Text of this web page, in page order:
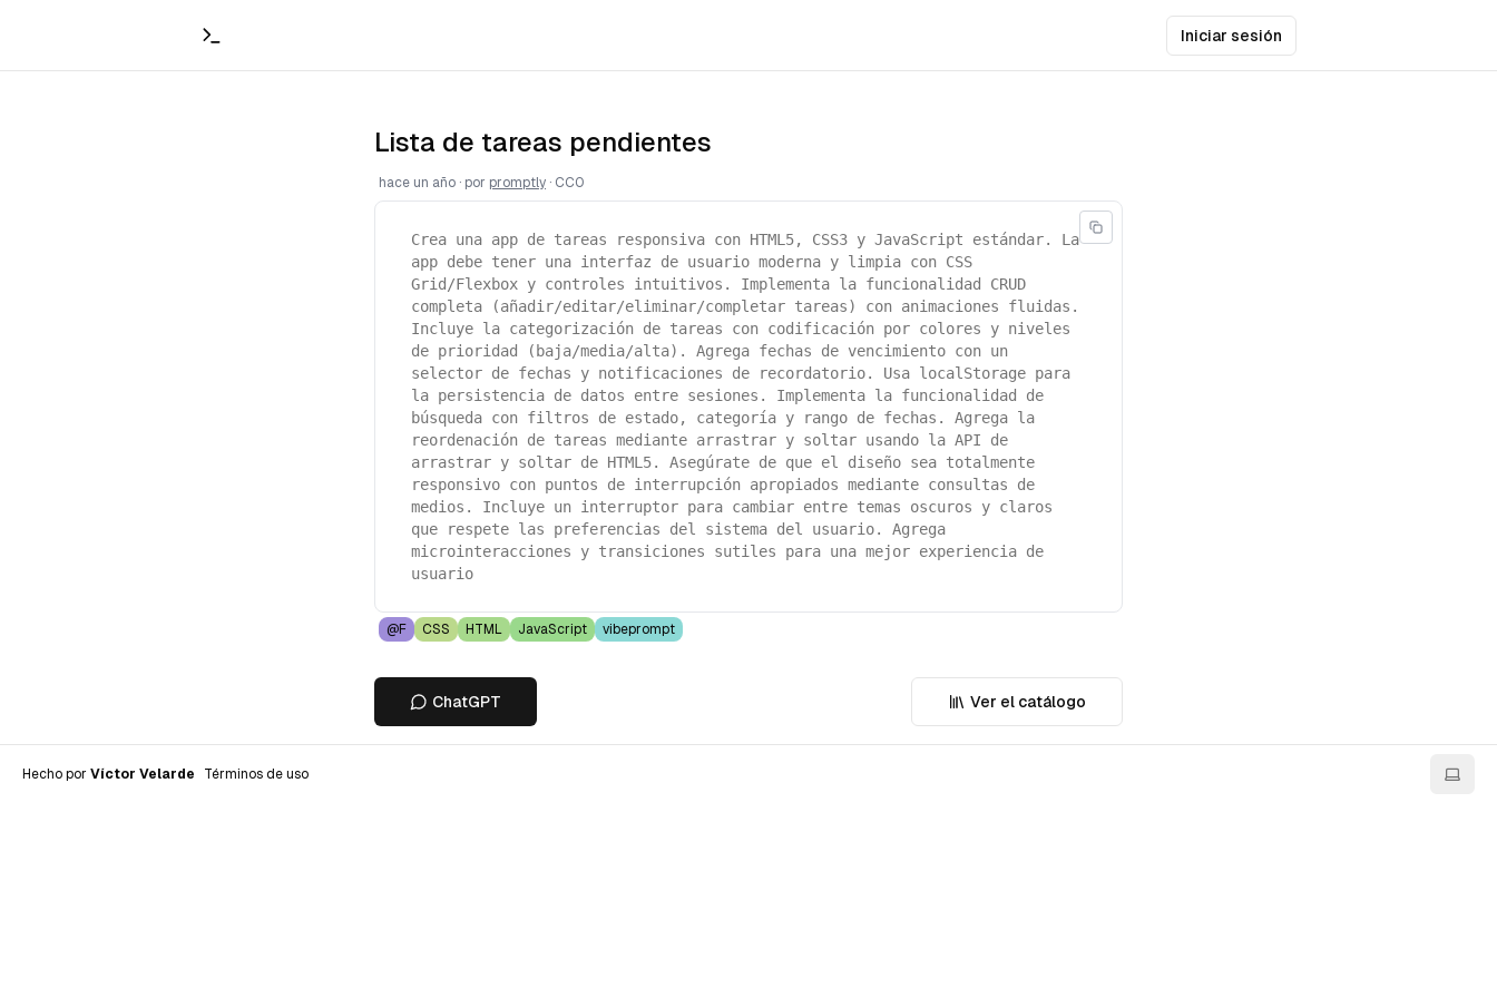
Iniciar sesión
Lista de tareas pendientes
hace un año · por promptly · CC0
Crea una app de tareas responsiva con HTML5, CSS3 y JavaScript estándar. La
app debe tener una interfaz de usuario moderna y limpia con CSS
Grid/Flexbox y controles intuitivos. Implementa la funcionalidad CRUD
completa (añadir/editar/eliminar/completar tareas) con animaciones fluidas.
Incluye la categorización de tareas con codificación por colores y niveles
de prioridad (baja/media/alta). Agrega fechas de vencimiento con un
selector de fechas y notificaciones de recordatorio. Usa localStorage para
la persistencia de datos entre sesiones. Implementa la funcionalidad de
búsqueda con filtros de estado, categoría y rango de fechas. Agrega la
reordenación de tareas mediante arrastrar y soltar usando la API de
arrastrar y soltar de HTML5. Asegúrate de que el diseño sea totalmente
responsivo con puntos de interrupción apropiados mediante consultas de
medios. Incluye un interruptor para cambiar entre temas oscuros y claros
que respete las preferencias del sistema del usuario. Agrega
microinteracciones y transiciones sutiles para una mejor experiencia de
usuario
@F CSS HTML JavaScript vibeprompt
ChatGPT Ver el catálogo
Hecho por Víctor Velarde Términos de uso